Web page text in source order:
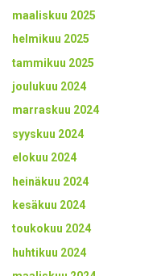
maaliskuu 2025
helmikuu 2025
tammikuu 2025
joulukuu 2024
marraskuu 2024
syyskuu 2024
elokuu 2024
heinäkuu 2024
kesäkuu 2024
toukokuu 2024
huhtikuu 2024